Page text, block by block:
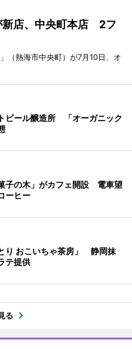
新店、中央町本店 2フ
（熱海市中央町）が7月10日、オ
ビール醸造所 「オーガニック
子の木」がカフェ開設 電車望
ーヒー
り おこいちゃ茶房」 静岡抹
テ提供
る